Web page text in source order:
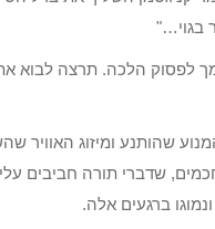
בגוי…"
לפסוק הלכה. תרצה לבוא
שהותנע ומיזוג האוויר
שדברי תורה חביבים
ברגעים אלה.